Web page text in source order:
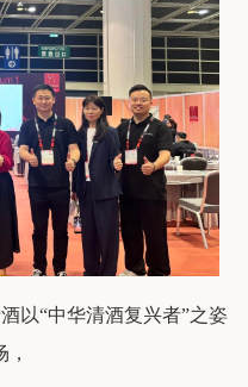
以“中华清酒复兴者”之姿